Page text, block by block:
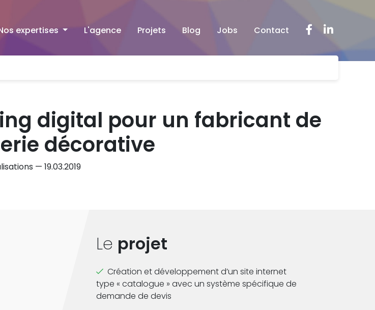
expertises L'agence Projets Blog Jobs Contact FacebookLinkedIn
digital pour un fabricant de
décorative
— 19.03.2019
Le projet
Création et développement d’un site internet
type « catalogue » avec un système spécifique de
demande de devis